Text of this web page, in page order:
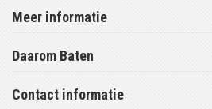
Meer informatie
Daarom Baten
Contact informatie